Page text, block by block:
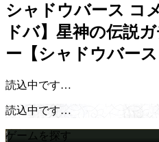
シャドウバース コ
ドバ】星神の伝説
ー【シャドウバー
読込中です…
読込中です…
ゲームを探す